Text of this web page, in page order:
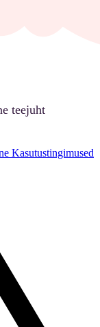
teejuht
Kasutustingimused